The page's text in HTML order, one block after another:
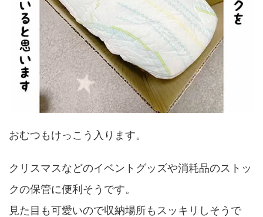
おむつもけっこう入ります。
クリスマスなどのイベントグッズや消耗品のストッ
クの保管に便利そうです。
見た目も可愛いので収納場所もスッキリしそうで